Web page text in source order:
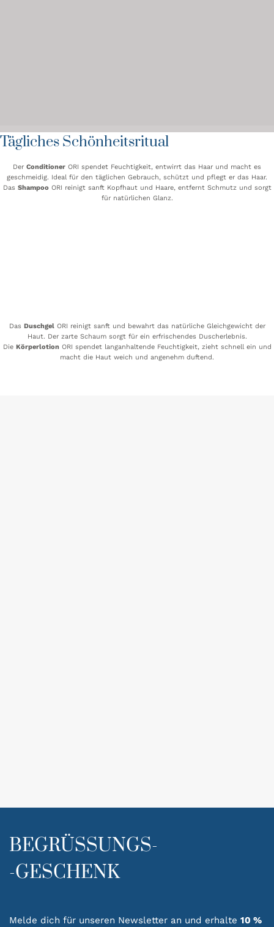
Tägliches Schönheitsritual
Der Conditioner ORI spendet Feuchtigkeit, entwirrt das Haar und macht es
geschmeidig. Ideal für den täglichen Gebrauch, schützt und pflegt er das Haar.
Das ShampooORI reinigt sanft Kopfhaut und Haare, entfernt Schmutz und sorgt
für natürlichen Glanz.
Das DuschgelORI reinigt sanft und bewahrt das natürliche Gleichgewicht der
Haut. Der zarte Schaum sorgt für ein erfrischendes Duscherlebnis.
Die KörperlotionORI spendet langanhaltende Feuchtigkeit, zieht schnell ein und
macht die Haut weich und angenehm duftend.
BEGRÜSSUNGS-
-GESCHENK
Melde dich für unseren Newsletter an und erhalte 10 %